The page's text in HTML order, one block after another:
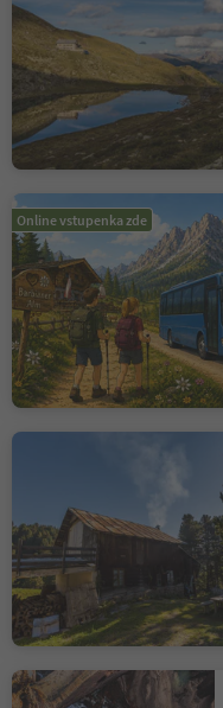
Online vstupenka zde